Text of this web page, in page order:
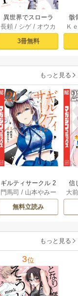
異世界でスローラ
イフを（願望） 1
長頼 / シゲ / オウカ
3冊無料
骸
異
Ｋ
もっと見る
ギルティサークル 2
1巻
門馬司 / 山本やみー
無料立読み
信
に
の
れ
メ
大
もっと見る
3位